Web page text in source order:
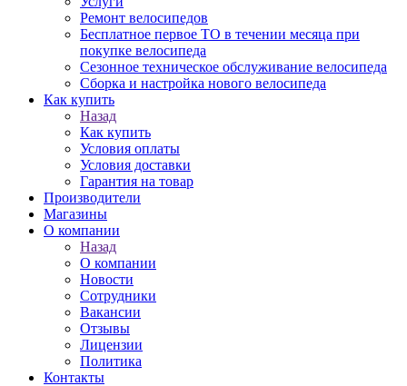
Ремонт велосипедов
Бесплатное первое ТО в течении месяца при
покупке велосипеда
Сезонное техническое обслуживание велосипеда
Сборка и настройка нового велосипеда
Как купить
Назад
Как купить
Условия оплаты
Условия доставки
Гарантия на товар
Производители
Магазины
О компании
Назад
О компании
Новости
Сотрудники
Вакансии
Отзывы
Лицензии
Политика
Контакты